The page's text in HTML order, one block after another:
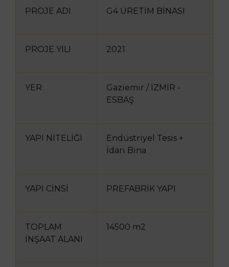
PROJE ADI G4 ÜRETİM BİNASI
PROJE YILI 2021
YER
Gaziemir / İZMİR -
ESBAŞ
YAPI NİTELİĞİ
Endüstriyel Tesis +
İdari Bina
YAPI CİNSİ PREFABRİK YAPI
TOPLAM
İNŞAAT ALANI
14500 m2